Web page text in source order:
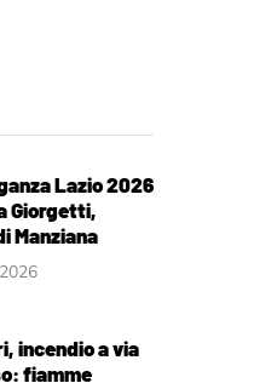
Lazio 2026
Giorgetti,
Manziana
incendio a via
fiamme